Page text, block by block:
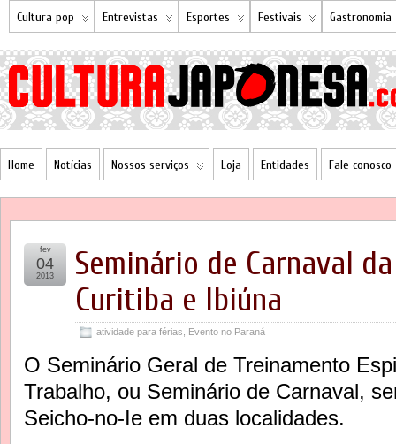
Cultura pop Entrevistas Esportes Festivais Gastronomia
Home Notícias Nossos serviços Loja Entidades Fale conosco
Seminário de Carnaval
Curitiba e Ibiúna
atividade para férias Evento no Paraná
fev
04
2013
O Seminário Geral de Treinamento
Trabalho, ou Seminário de Carnaval,
Seicho-no-Ie em duas localidades.